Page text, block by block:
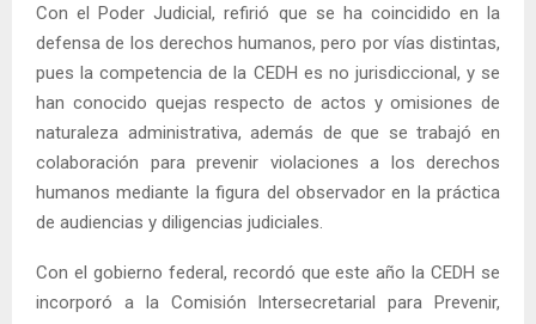
Con el Poder Judicial, refirió que se ha coincidido en la
defensa de los derechos humanos, pero por vías distintas,
pues la competencia de la CEDH es no jurisdiccional, y se
han conocido quejas respecto de actos y omisiones de
naturaleza administrativa, además de que se trabajó en
colaboración para prevenir violaciones a los derechos
humanos mediante la figura del observador en la práctica
de audiencias y diligencias judiciales.
Con el gobierno federal, recordó que este año la CEDH se
incorporó a la Comisión Intersecretarial para Prevenir,